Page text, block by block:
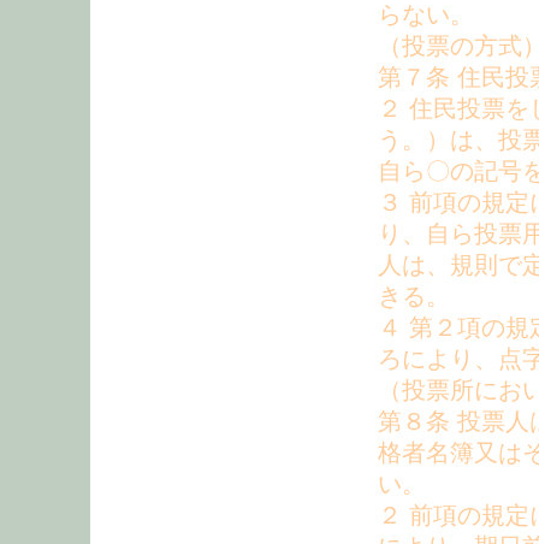
らない。
（投票の方式
第７条 住民投
２ 住民投票
う。）は、投
自ら〇の記号
３ 前項の規
り、自ら投票
人は、規則で
きる。
４ 第２項の
ろにより、点
（投票所にお
第８条 投票人
格者名簿又は
い。
２ 前項の規